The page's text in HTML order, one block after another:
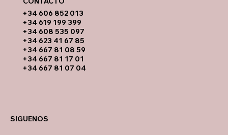
​+34 606 852 013
+34 619 199 399
​+34 608 535 097
+34 623 41 67 85
+34 667 81 08 59
+34 667 81 17 01
+34 667 81 07 04
SIGUENOS